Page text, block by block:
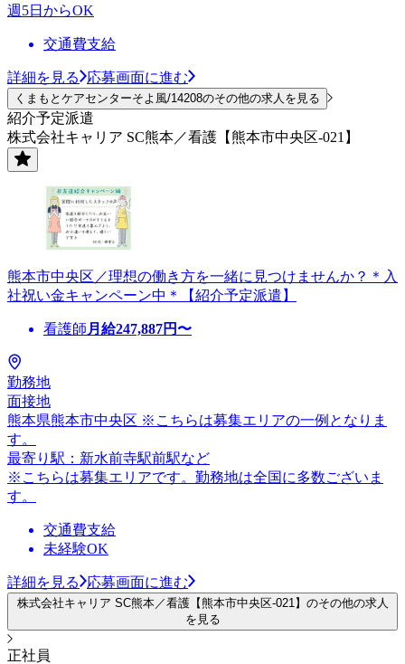
週5日からOK
交通費支給
詳細を見る 応募画面に進む
くまもとケアセンターそよ風/14208のその他の求人を見る
紹介予定派遣
株式会社キャリア SC熊本／看護【熊本市中央区-021】
熊本市中央区／理想の働き方を一緒に見つけませんか？＊入
社祝い金キャンペーン中＊【紹介予定派遣】
看護師 月給247,887円〜
勤務地
面接地
熊本県熊本市中央区 ※こちらは募集エリアの一例となりま
す。
最寄り駅：新水前寺駅前駅など
※こちらは募集エリアです。勤務地は全国に多数ございま
す。
交通費支給
未経験OK
詳細を見る 応募画面に進む
株式会社キャリア SC熊本／看護【熊本市中央区-021】のその他の求人
を見る
正社員